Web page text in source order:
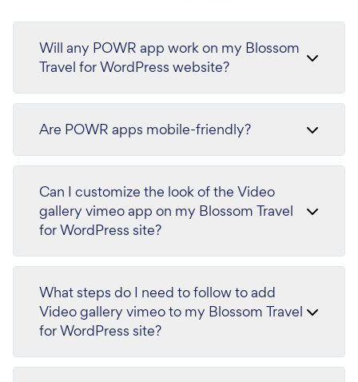
Will any POWR app work on my Blossom
Travel for WordPress website?
Are POWR apps mobile-friendly?
Can I customize the look of the Video
gallery vimeo app on my Blossom Travel
for WordPress site?
What steps do I need to follow to add
Video gallery vimeo to my Blossom Travel
for WordPress site?